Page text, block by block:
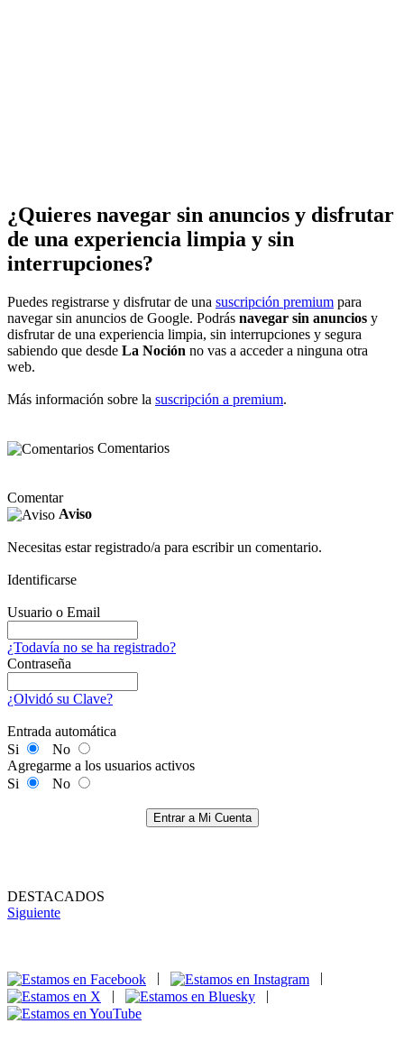
¿Quieres navegar sin anuncios y disfrutar
de una experiencia limpia y sin
interrupciones?
Puedes registrarse y disfrutar de una suscripción premium para
navegar sin anuncios de Google. Podrás navegar sin anuncios y
disfrutar de una experiencia limpia, sin interrupciones y segura
sabiendo que desde La Noción no vas a acceder a ninguna otra
web.
Más información sobre la suscripción a premium.
Comentarios
Comentar
Aviso
Necesitas estar registrado/a para escribir un comentario.
Identificarse
Usuario o Email
¿Todavía no se ha registrado?
Contraseña
¿Olvidó su Clave?
Entrada automática
Si
No
Agregarme a los usuarios activos
Si
No
Entrar a Mi Cuenta
DESTACADOS
Siguiente
|
|